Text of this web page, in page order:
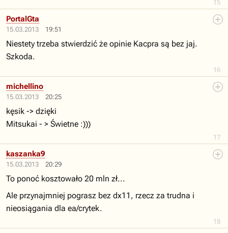
15
15.03.2013 19:51
16
PortalGta
Niestety trzeba stwierdzić że opinie Kacpra są bez jaj.
Szkoda.
15.03.2013 20:25
17
michellino
kęsik -> dzięki
Mitsukai - > Świetne :)))
15.03.2013 20:29
18
kaszanka9
To ponoć kosztowało 20 mln zł...
Ale przynajmniej pograsz bez dx11, rzecz za trudna i
nieosiągania dla ea/crytek.